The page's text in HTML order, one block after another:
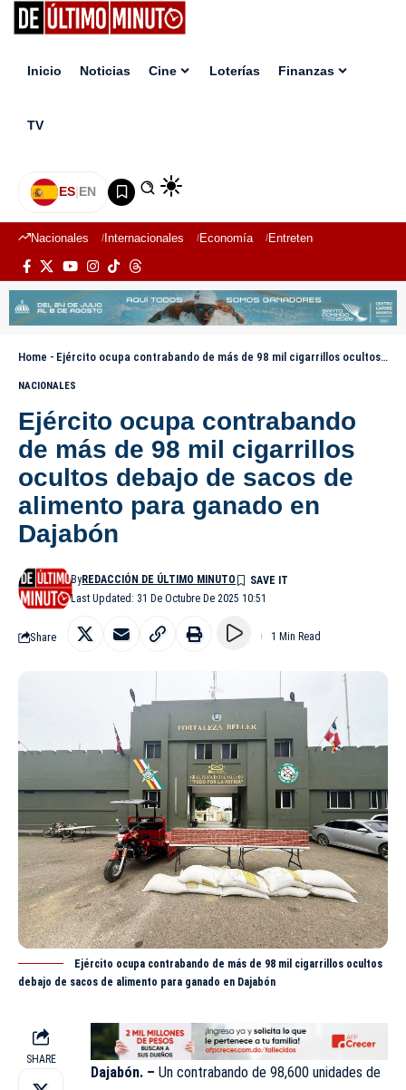
Inicio Noticias Cine Loterías Finanzas
TV
ES|EN
Nacionales Internacionales Economía Entretenimiento
Home - Ejército ocupa contrabando de más de 98 mil cigarrillos ocultos debajo de sacos de alimento para ganado en Dajabón
NACIONALES
Ejército ocupa contrabando
de más de 98 mil cigarrillos
ocultos debajo de sacos de
alimento para ganado en
Dajabón
Last Updated: 31 De Octubre De 2025 10:51
ByREDACCIÓN DE ÚLTIMO MINUTO
Share 1 Min Read
Ejército ocupa contrabando de más de 98 mil cigarrillos ocultos
debajo de sacos de alimento para ganado en Dajabón
SHARE
Dajabón. – Un contrabando de 98,600 unidades de